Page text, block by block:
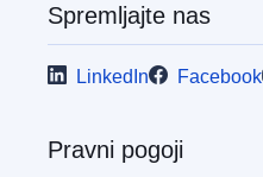
Spremljajte nas
LinkedIn Facebook
Pravni pogoji